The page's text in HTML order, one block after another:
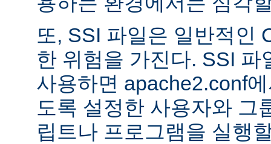
또, SSI 파일은 일반적인
한 위험을 가진다. SSI 파
사용하면 apache2.conf
도록 설정한 사용자와 그
립트나 프로그램을 실행